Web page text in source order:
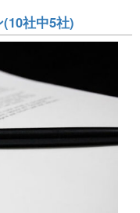
社中5社)